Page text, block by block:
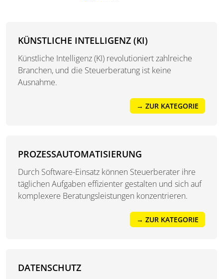
KÜNSTLICHE INTELLIGENZ (KI)
Künstliche Intelligenz (KI) revolutioniert zahlreiche
Branchen, und die Steuerberatung ist keine
Ausnahme.
→ ZUR KATEGORIE
PROZESSAUTOMATISIERUNG
Durch Software-Einsatz können Steuerberater ihre
täglichen Aufgaben effizienter gestalten und sich auf
komplexere Beratungsleistungen konzentrieren.
→ ZUR KATEGORIE
DATENSCHUTZ